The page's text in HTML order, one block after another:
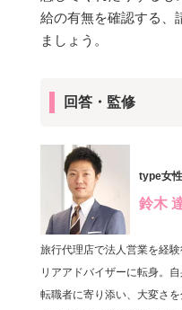
給の有無を確認する、
ましょう。
回答・監修
type女
鈴木
旅行代理店で法人営業を経
リアアドバイザーに転身。
転職者に寄り添い、大変さ